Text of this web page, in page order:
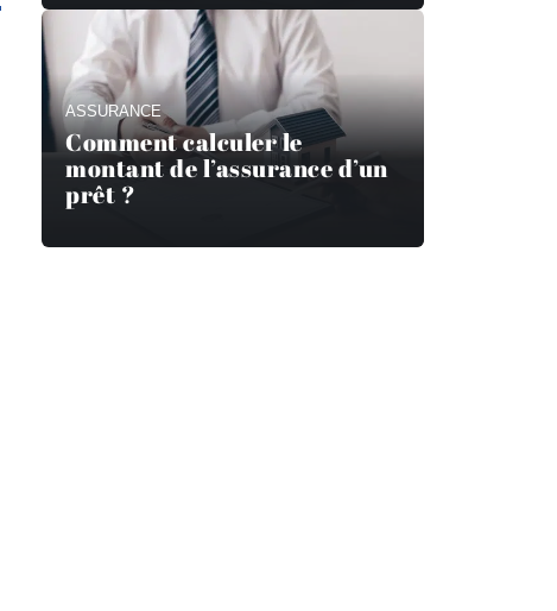
ASSURANCE
Comment calculer le
montant de l’assurance d’un
prêt ?